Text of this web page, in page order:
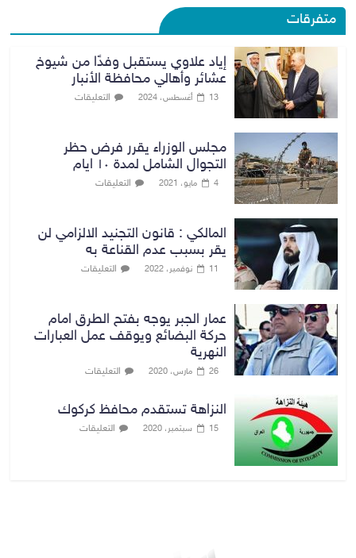
متفرقات
إياد علاوي يستقبل وفدًا من شيوخ
عشائر وأهالي محافظة الأنبار
13 أغسطس، 2024 التعليقات
مجلس الوزراء يقرر فرض حظر
التجوال الشامل لمدة ١٠ ايام
4 مايو، 2021 التعليقات
المالكي : قانون التجنيد الالزامي لن
يقر بسبب عدم القناعة به
11 نوفمبر، 2022 التعليقات
عمار الجبر يوجه بفتح الطرق امام
حركة البضائع ويوقف عمل العبارات
النهرية
26 مارس، 2020 التعليقات
النزاهة تستقدم محافظ كركوك
15 سبتمبر، 2020 التعليقات